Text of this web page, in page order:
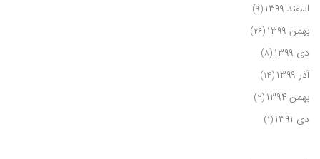
اسفند ۱۳۹۹ (۹)
بهمن ۱۳۹۹ (۲۶)
دی ۱۳۹۹ (۸)
آذر ۱۳۹۹ (۱۴)
بهمن ۱۳۹۴ (۲)
دی ۱۳۹۱ (۱)